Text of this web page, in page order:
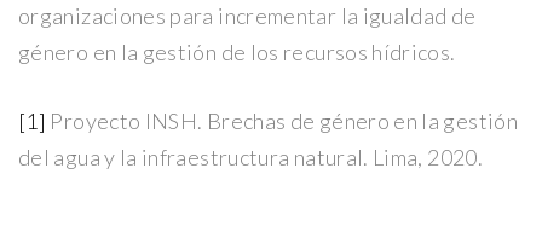
organizaciones para incrementar la igualdad de
género en la gestión de los recursos hídricos.
[1] Proyecto INSH. Brechas de género en la gestión
del agua y la infraestructura natural. Lima, 2020.